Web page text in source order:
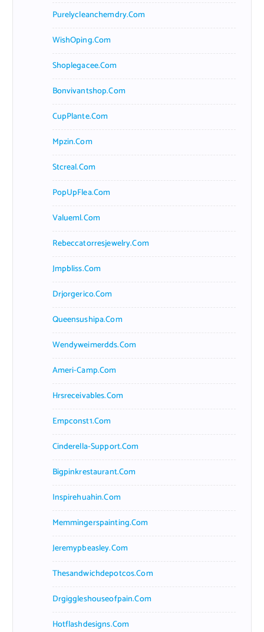
Purelycleanchemdry.com
WishOping.com
Shoplegacee.com
Bonvivantshop.com
CupPlante.com
Mpzin.com
Stcreal.com
PopUpFlea.com
Valueml.com
Rebeccatorresjewelry.com
Jmpbliss.com
Drjorgerico.com
Queensushipa.com
Wendyweimerdds.com
Ameri-Camp.com
Hrsreceivables.com
Empconst1.com
Cinderella-Support.com
Bigpinkrestaurant.com
Inspirehuahin.com
Memmingerspainting.com
Jeremypbeasley.com
Thesandwichdepotcos.com
Drgiggleshouseofpain.com
Hotflashdesigns.com